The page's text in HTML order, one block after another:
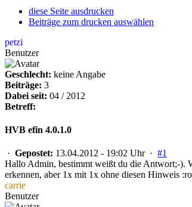
diese Seite ausdrucken
Beiträge zum drucken auswählen
petzi
Benutzer
Geschlecht: keine Angabe
Beiträge: 3
Dabei seit: 04 / 2012
Betreff:
HVB efin 4.0.1.0
· Gepostet: 13.04.2012 - 19:02 Uhr · #1
Hallo Admin, bestimmt weißt du die Antwort;-).
erkennen, aber 1x mit 1x ohne diesen Hinweis
carrie
Benutzer